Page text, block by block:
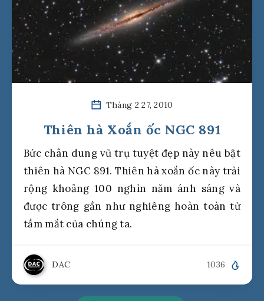
Tháng 2 27, 2010
Thiên hà Xoắn ốc NGC 891
Bức chân dung vũ trụ tuyệt đẹp này nêu bật
thiên hà NGC 891. Thiên hà xoắn ốc này trải
rộng khoảng 100 nghìn năm ánh sáng và
được trông gần như nghiêng hoàn toàn từ
tầm mắt của chúng ta.
DAC 1036